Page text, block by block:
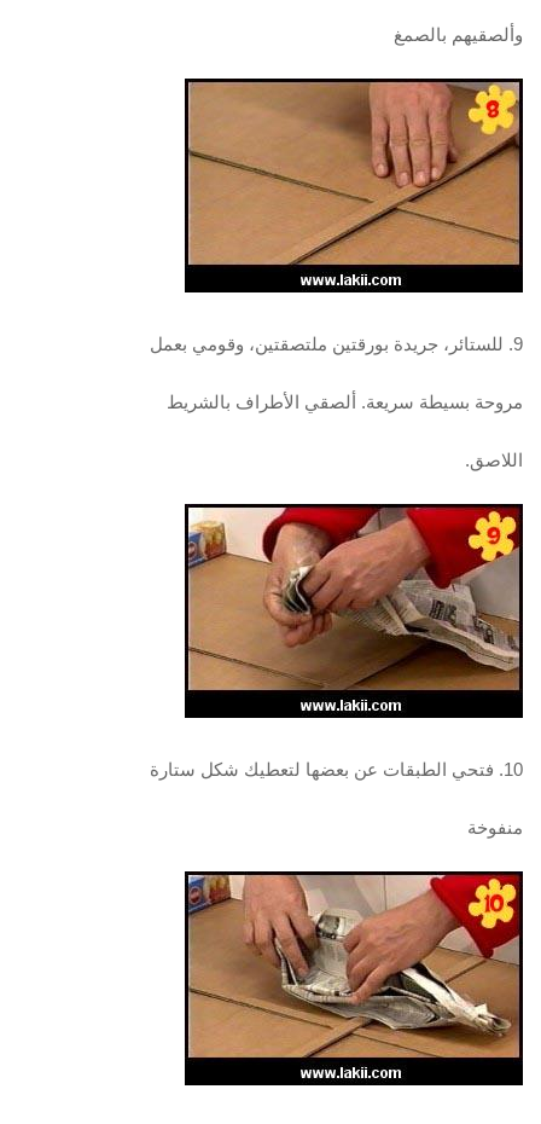
وألصقيهم بالصمغ
9. للستائر، جريدة بورقتين ملتصقتين، وقومي بعمل
مروحة بسيطة سريعة. ألصقي الأطراف بالشريط
اللاصق.
10. فتحي الطبقات عن بعضها لتعطيك شكل ستارة
منفوخة